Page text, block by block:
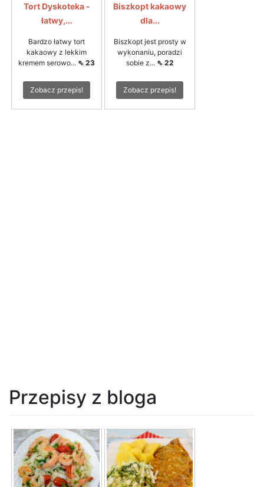
Tort Dyskoteka -
łatwy,...
Bardzo łatwy tort
kakaowy z lekkim
kremem serowo... ⇖ 23
Zobacz przepis!
Biszkopt kakaowy
dla...
Biszkopt jest prosty w
wykonaniu, poradzi
sobie z... ⇖ 22
Zobacz przepis!
Przepisy z bloga